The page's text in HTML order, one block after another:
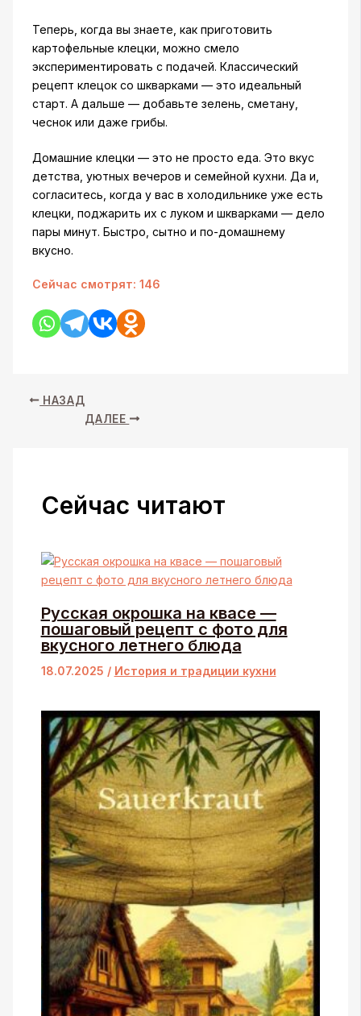
Теперь, когда вы знаете, как приготовить
картофельные клецки, можно смело
экспериментировать с подачей. Классический
рецепт клецок со шкварками — это идеальный
старт. А дальше — добавьте зелень, сметану,
чеснок или даже грибы.
Домашние клецки — это не просто еда. Это вкус
детства, уютных вечеров и семейной кухни. Да и,
согласитесь, когда у вас в холодильнике уже есть
клецки, поджарить их с луком и шкварками — дело
пары минут. Быстро, сытно и по-домашнему
вкусно.
Сейчас смотрят: 146
НАЗАД
ДАЛЕЕ
Сейчас читают
Русская окрошка на квасе —
пошаговый рецепт с фото для
вкусного летнего блюда
18.07.2025 / История и традиции кухни